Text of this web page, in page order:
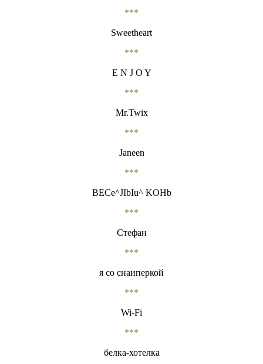
***
Sweetheart
***
E N J O Y
***
Mr.Twix
***
Janeen
***
BECe^JIbIu^ KOHb
***
Стефан
***
я со снаиперкой
***
Wi-Fi
***
белка-хотелка